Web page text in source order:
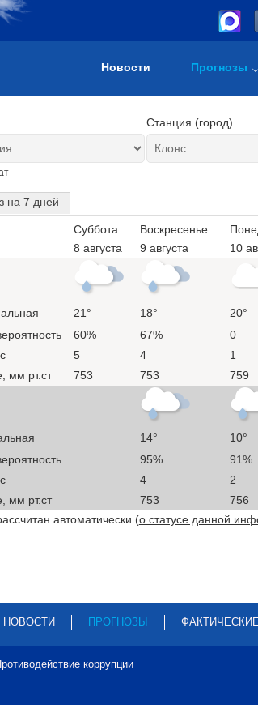
Новости Прогнозы
Станция (город)
на 7 дней
Суббота
8 августа
Воскресенье
9 августа
10
21° 18° 20°
60% 67% 0
5 4 1
мм рт.ст
753 753 759
14° 10°
95% 91%
4 2
мм рт.ст
753 756
автоматически (о статусе данной
НОВОСТИ ПРОГНОЗЫ
коррупции